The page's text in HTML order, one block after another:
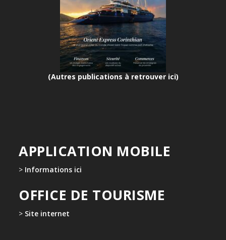
(Autres publications à retrouver ici)
APPLICATION MOBILE
> Informations ici
OFFICE DE TOURISME
> Site internet